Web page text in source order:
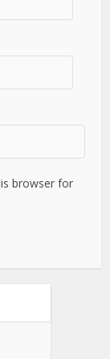
browser for